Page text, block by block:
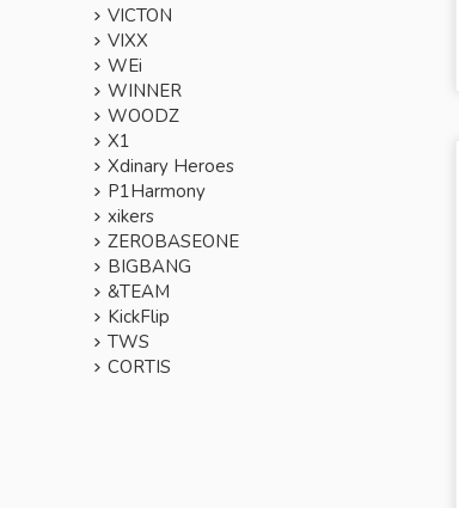
VICTON
VIXX
WEi
WINNER
WOODZ
X1
Xdinary Heroes
P1Harmony
xikers
ZEROBASEONE
BIGBANG
&TEAM
KickFlip
TWS
CORTIS